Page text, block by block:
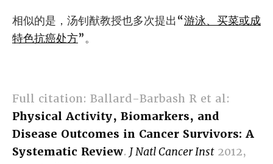
相似的是，汤钊猷教授也多次提出“游泳、买菜或成
特色抗癌处方”。
Full citation: Ballard-Barbash R et al:
Physical Activity, Biomarkers, and
Disease Outcomes in Cancer Survivors: A
Systematic Review. J Natl Cancer Inst2012,